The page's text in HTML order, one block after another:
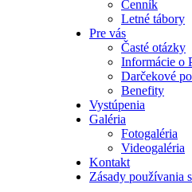
Cenník
Letné tábory
Pre vás
Časté otázky
Informácie o
Darčekové
Benefity
Vystúpenia
Galéria
Fotogaléria
Videogaléria
Kontakt
Zásady používania